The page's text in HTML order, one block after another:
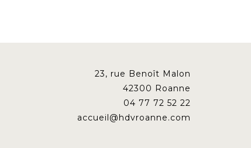
23, rue Benoît Malon
42300 Roanne
04 77 72 52 22
accueil@hdvroanne.com